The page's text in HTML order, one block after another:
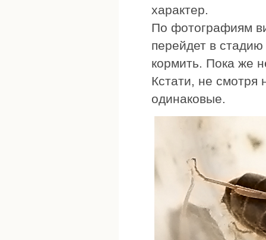
характер.
По фотографиям
перейдет в
кормить. Пока же
Кстати, не смотря
одинаковые.